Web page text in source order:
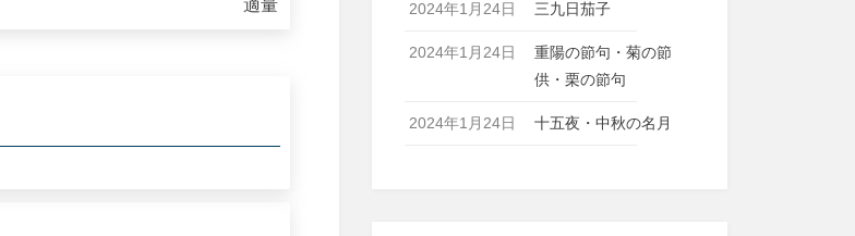
適量 2024年1月24日 三九日茄子
2024年1月24日
重陽の節句・菊の節
供・栗の節句
2024年1月24日 十五夜・中秋の名月